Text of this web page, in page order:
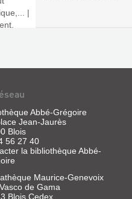
Abbé-Grégoire
Jean-Jaurès
Blois
56 27 40
la bibliothèque Abbé-
Maurice-Genevoix
de Gama
Blois Cedex